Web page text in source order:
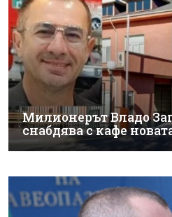
Милионерът Владо
снабдява с кафе